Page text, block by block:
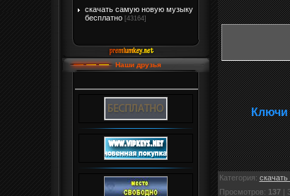
скачать самую новую музыку
бесплатно [43164]
Наши друзья
Ключи
Категория:
Просмотров: 137|